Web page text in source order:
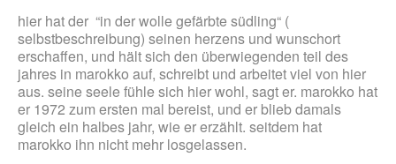
hier hat der “in der wolle gefärbte südling“ (
selbstbeschreibung) seinen herzens und wunschort
erschaffen, und hält sich den überwiegenden teil des
jahres in marokko auf, schreibt und arbeitet viel von hier
aus. seine seele fühle sich hier wohl, sagt er. marokko hat
er 1972 zum ersten mal bereist, und er blieb damals
gleich ein halbes jahr, wie er erzählt. seitdem hat
marokko ihn nicht mehr losgelassen.